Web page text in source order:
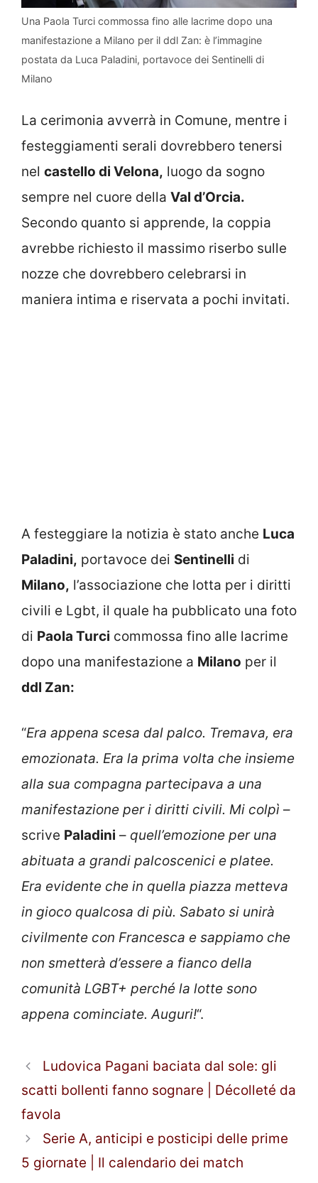
Una Paola Turci commossa fino alle lacrime dopo una
manifestazione a Milano per il ddl Zan: è l’immagine
postata da Luca Paladini, portavoce dei Sentinelli di
Milano
La cerimonia avverrà in Comune, mentre i
festeggiamenti serali dovrebbero tenersi
nel castello di Velona, luogo da sogno
sempre nel cuore della Val d’Orcia.
Secondo quanto si apprende, la coppia
avrebbe richiesto il massimo riserbo sulle
nozze che dovrebbero celebrarsi in
maniera intima e riservata a pochi invitati.
A festeggiare la notizia è stato anche Luca
Paladini, portavoce dei Sentinelli di
Milano, l’associazione che lotta per i diritti
civili e Lgbt, il quale ha pubblicato una foto
di Paola Turci commossa fino alle lacrime
dopo una manifestazione a Milano per il
ddl Zan:
“Era appena scesa dal palco. Tremava, era
emozionata. Era la prima volta che insieme
alla sua compagna partecipava a una
manifestazione per i diritti civili. Mi colpì –
scrive Paladini – quell’emozione per una
abituata a grandi palcoscenici e platee.
Era evidente che in quella piazza metteva
in gioco qualcosa di più. Sabato si unirà
civilmente con Francesca e sappiamo che
non smetterà d’essere a fianco della
comunità LGBT+ perché la lotte sono
appena cominciate. Auguri!“.
Ludovica Pagani baciata dal sole: gli
scatti bollenti fanno sognare | Décolleté da
favola
Serie A, anticipi e posticipi delle prime
5 giornate | Il calendario dei match